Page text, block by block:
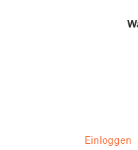
Einloggen